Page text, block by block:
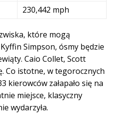
230,442 mph
które mogą
Simpson, ósmy będzie
Caio Collet, Scott
Co istotne, w tegorocznych
kierowców załapało się na
miejsce, klasyczny
wydarzyła.